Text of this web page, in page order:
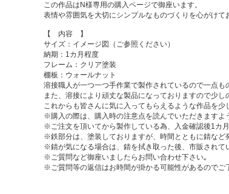
この作品はN様専用の購入ページで御座います。
表情や雰囲気を大切にシンプルなものづくりを心がけて
【 内容 】
サイズ：イメージ図（ご参照ください）
納期：1カ月程度
フレーム：クリア塗装
棚板：ウォールナット
溶接職人が一つ一つ手作業で製作されているので一点も
また、溶接により頑丈な製品になっておりますので少し
これからも皆さんに気に入ってもらえるような作品を
※購入の際は、購入時の注意点を読んでいただきますよ
※ご注文を頂いてから製作している為、入金確認後1カ
※鉄部分は、塗装しておりますが、時間とともに錆など
※錆が気になる場合は、錆を拭き取った後、市販されて
※ご質問など御座いましたらお問い合わせ下さい｡
※ご質問等の返信はお時間が掛かる可能性があるのでご